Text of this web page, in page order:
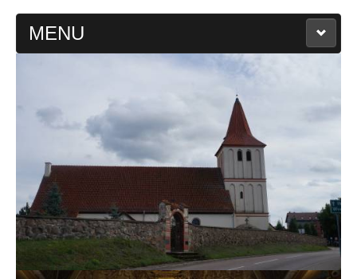
MENU
KAPLICA FILIALNA
MSZE I NABOŻEŃSTWA
KONTAKT
KANCELARIA PARAFIALNA